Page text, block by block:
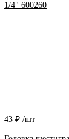
43 ₽ /шт